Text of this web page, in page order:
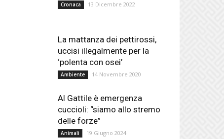
Cronaca 13 Dicembre 2022
La mattanza dei pettirossi,
uccisi illegalmente per la
‘polenta con osei’
Ambiente 14 Novembre 2020
Al Gattile è emergenza
cuccioli: “siamo allo stremo
delle forze”
Animali 19 Giugno 2024